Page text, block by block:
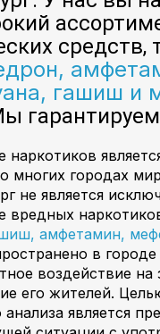
средств,
гашиш и
наркотиков
многих городах
не является
вредных
амфетамин,
в городе
воздействие на
его жителей.
анализа является